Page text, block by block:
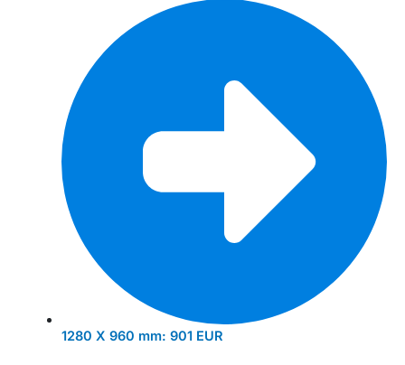
1280 X 960 mm: 901 EUR